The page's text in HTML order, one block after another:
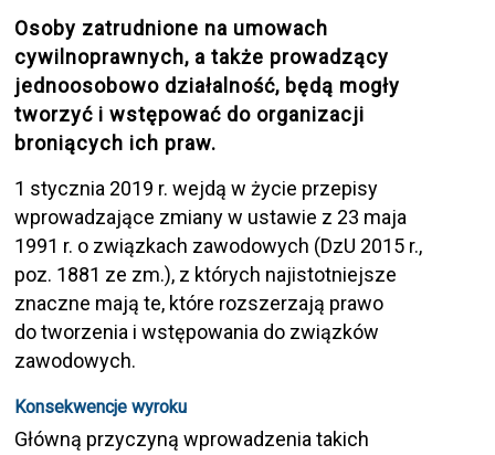
Osoby zatrudnione na umowach
cywilnoprawnych, a także prowadzący
jednoosobowo działalność, będą mogły
tworzyć i wstępować do organizacji
broniących ich praw.
1 stycznia 2019 r. wejdą w życie przepisy
wprowadzające zmiany w ustawie z 23 maja
1991 r. o związkach zawodowych (DzU 2015 r.,
poz. 1881 ze zm.), z których najistotniejsze
znaczne mają te, które rozszerzają prawo
do tworzenia i wstępowania do związków
zawodowych.
Konsekwencje wyroku
Główną przyczyną wprowadzenia takich